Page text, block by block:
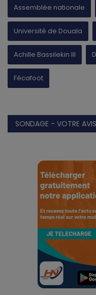
Assemblée nationale
Université de Douala
Achille Bassilekin III
Fécafoot
SONDAGE - VOTRE